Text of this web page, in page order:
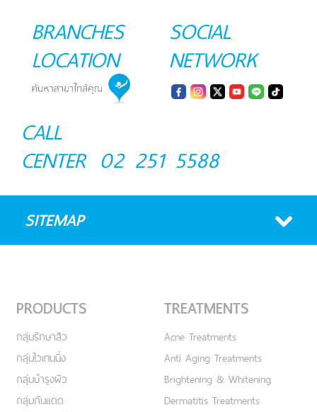
BRANCHES
LOCATION
SOCIAL
NETWORK
CALL
CENTER 02 251 5588
SITEMAP
PRODUCTS
กลุ่มรักษาสิว
กลุ่มไวเทนนิ่ง
กลุ่มบำรุงผิว
กลุ่มกันแดด
TREATMENTS
Acne Treatments
Anti Aging Treatments
Brightening & Whitening
Dermatitis Treatments